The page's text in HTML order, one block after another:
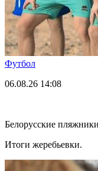
Футбол
06.08.26 14:08
Белорусские
Итоги жеребьевки.